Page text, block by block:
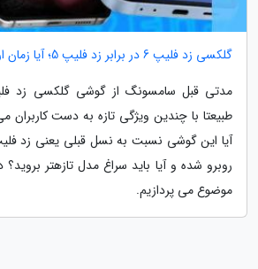
گلکسی زد فلیپ 6 در برابر زد فلیپ 5؛ آیا زمان ارتقا فرا رسیده؟
طبیعتا با چندین ویژگی تازه به دست کاربران
روبرو شده و آیا باید سراغ مدل تازهتر
موضوع می پردازیم.